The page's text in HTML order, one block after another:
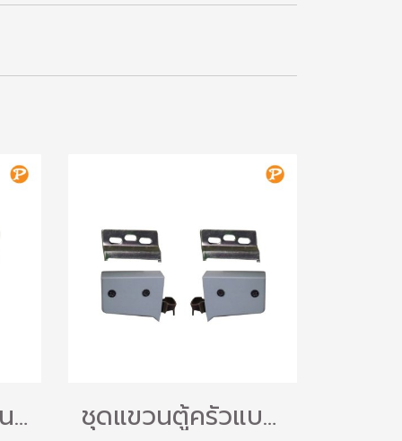
ตัวแขวนตู้ครัว รุ่นโลหะ มีฝาครอบปิด ชุดแขวนตู้ครัวแบบ B